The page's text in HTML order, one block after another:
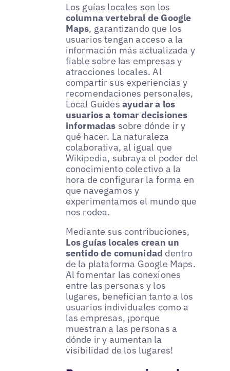
Los guías locales son los
columna vertebral de Google
Maps, garantizando que los
usuarios tengan acceso a la
información más actualizada y
fiable sobre las empresas y
atracciones locales. Al
compartir sus experiencias y
recomendaciones personales,
Local Guides ayudar a los
usuarios a tomar decisiones
informadas sobre dónde ir y
qué hacer. La naturaleza
colaborativa, al igual que
Wikipedia, subraya el poder del
conocimiento colectivo a la
hora de configurar la forma en
que navegamos y
experimentamos el mundo que
nos rodea.
Mediante sus contribuciones,
Los guías locales crean un
sentido de comunidad dentro
de la plataforma Google Maps.
Al fomentar las conexiones
entre las personas y los
lugares, benefician tanto a los
usuarios individuales como a
las empresas, ¡porque
muestran a las personas a
dónde ir y aumentan la
visibilidad de los lugares!